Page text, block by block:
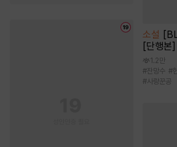
소설
[단행본]
1.2만
#잔망수 #
#사랑꾼공